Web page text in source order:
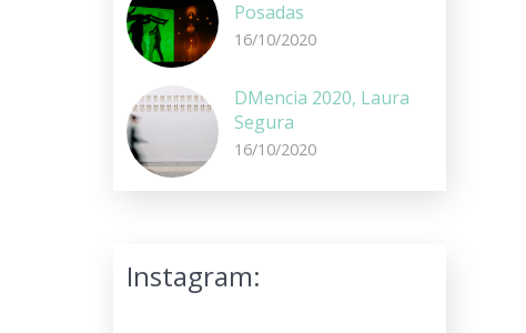
Posadas
16/10/2020
DMencia 2020, Laura
Segura
16/10/2020
Instagram: